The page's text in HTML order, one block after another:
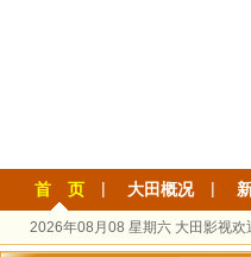
首 页 | 大田概况 |
2026年08月08 星期六 大田影视欢